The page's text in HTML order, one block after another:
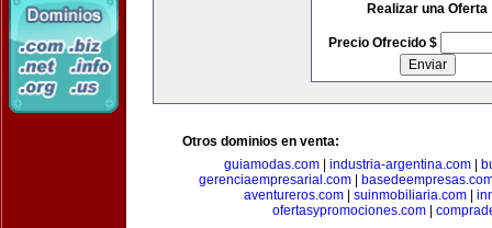
Realizar una Oferta
Precio Ofrecido $
Otros dominios en venta:
guiamodas.com| industria-argentina.com|
gerenciaempresarial.com|
aventureros.com| suinmobiliaria.com|
ofertasypromociones.com|